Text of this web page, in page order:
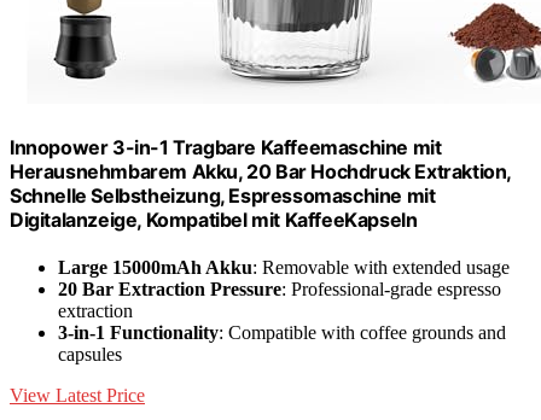
Innopower 3-in-1 Tragbare Kaffeemaschine mit
Herausnehmbarem Akku, 20 Bar Hochdruck Extraktion,
Schnelle Selbstheizung, Espressomaschine mit
Digitalanzeige, Kompatibel mit KaffeeKapseln
Large 15000mAh Akku: Removable with extended usage
20 Bar Extraction Pressure: Professional-grade espresso
extraction
3-in-1 Functionality: Compatible with coffee grounds and
capsules
View Latest Price